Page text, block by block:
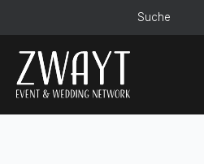
Suche